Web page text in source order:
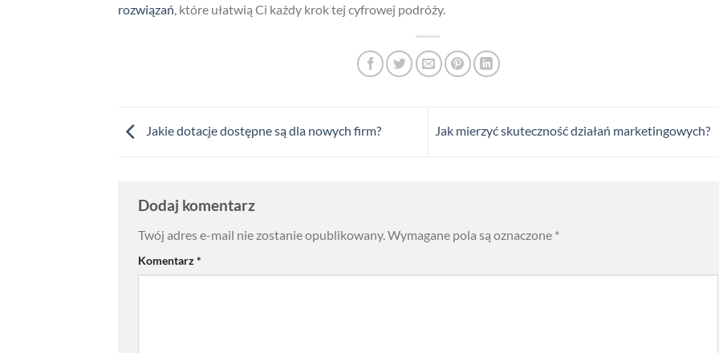
rozwiązań , które ułatwią Ci każdy krok tej cyfrowej podróży.
Jakie dotacje dostępne są dla nowych firm? Jak mierzyć skuteczność działań marketingowych?
Dodaj komentarz
Twój adres e-mail nie zostanie opublikowany.Wymagane pola są oznaczone *
Komentarz*